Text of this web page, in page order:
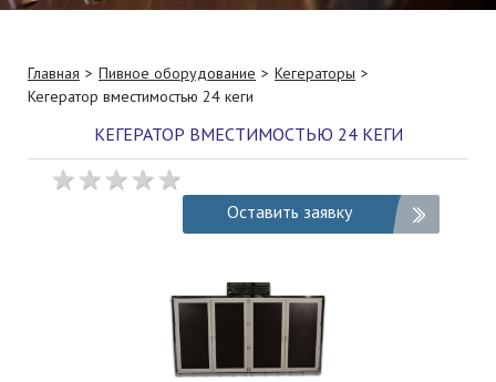
Главная Пивное оборудование
Кегераторы
Кегератор вместимостью 24 кеги
КЕГЕРАТОР ВМЕСТИМОСТЬЮ 24 КЕГИ
Оставить заявку